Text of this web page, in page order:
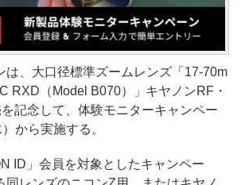
は、大口径標準ズームレンズ「17-70m
RXD（Model B070）」キヤノンRF・
記念して、体験モニターキャンペー
から実施する。
ID」会員を対象としたキャンペー